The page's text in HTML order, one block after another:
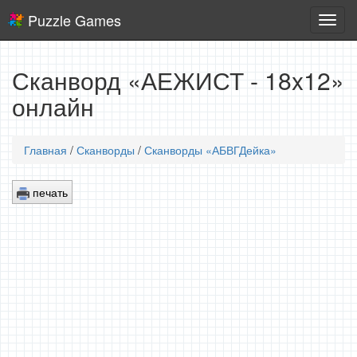
игры
Puzzle Games
Сканворд «АЕЖИСТ - 18x12»
онлайн
Главная / Сканворды / Сканворды «АБВГДейка»
печать